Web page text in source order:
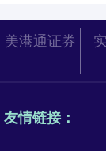
美港通证券
友情链接：